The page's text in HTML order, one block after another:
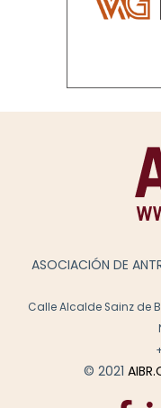
ASOCIACIÓN DE
Calle Alcalde Sainz de
© 2021